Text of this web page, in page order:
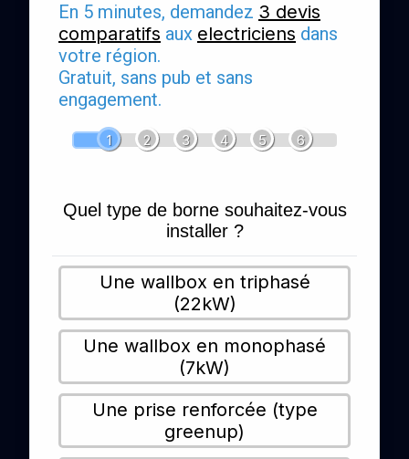
En 5 minutes, demandez 3 devis
comparatifs aux electriciens dans
votre région.
Gratuit, sans pub et sans
engagement.
1 2 3 4 5 6
Quel type de borne souhaitez-vous
installer ?
Une wallbox en triphasé
(22kW)
Une wallbox en monophasé
(7kW)
Une prise renforcée (type
greenup)